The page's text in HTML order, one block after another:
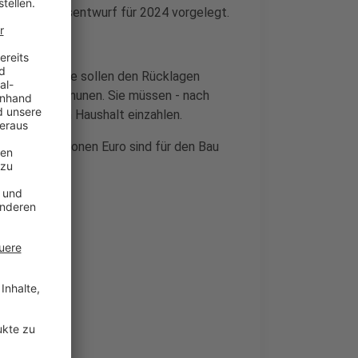
Haushaltsentwurf für 2024 vorgelegt.
Euro, die sollen den Rücklagen
die Kommunen. Sie müssen - nach
in den Haushalt einzahlen.
63 Millionen Euro sind für den Bau
werden.